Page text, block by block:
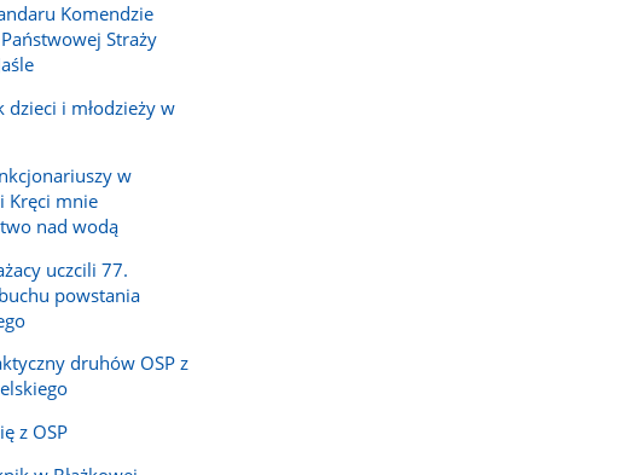
Komendzie
Straży
dzieci i młodzieży w
w
Kręci mnie
nad wodą
uczcili 77.
powstania
druhów OSP z
z OSP